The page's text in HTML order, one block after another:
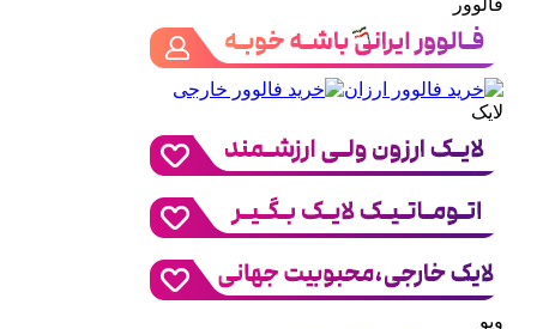
فالوور
لایک
ویو